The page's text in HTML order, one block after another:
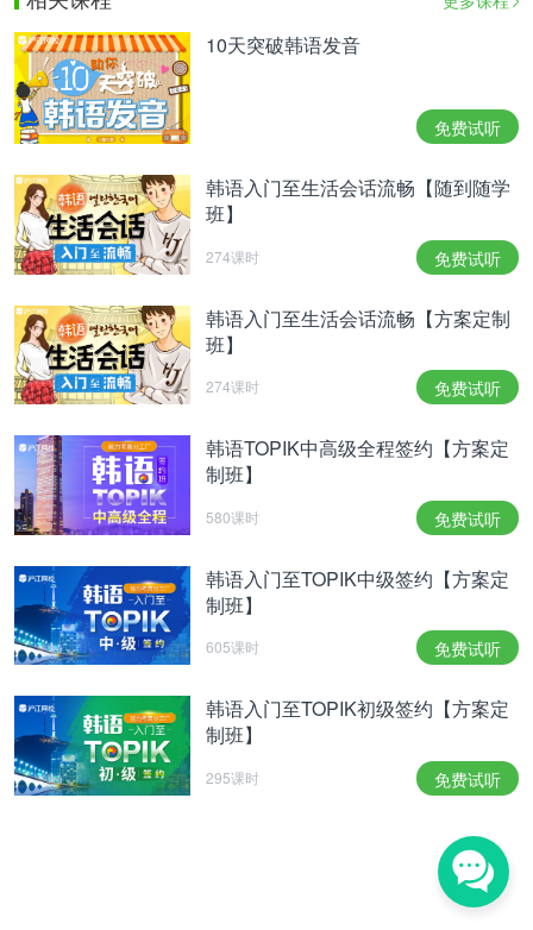
10天突破韩语发音
免费试听
韩语入门至生活会话流畅【随到随学
班】
274课时 免费试听
韩语入门至生活会话流畅【方案定制
班】
274课时 免费试听
韩语TOPIK中高级全程签约【方案定
制班】
580课时 免费试听
韩语入门至TOPIK中级签约【方案定
制班】
605课时 免费试听
韩语入门至TOPIK初级签约【方案定
制班】
295课时 免费试听